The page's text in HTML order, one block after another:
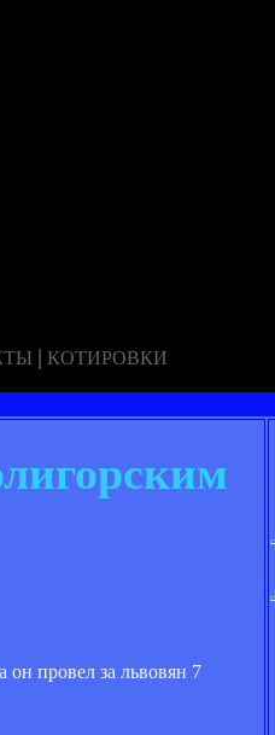
| КОТИРОВКИ
провел за львовян 7